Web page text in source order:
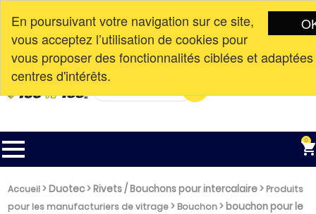
En poursuivant votre navigation sur ce site,
vous acceptez l’utilisation de cookies pour
vous proposer des fonctionnalités ciblées et
centres d'intérêts.
Nouvelle adresse à partir du
10 avril 2023. 113-3351 AV DE LA
GARE, MASCOUCHE, QC, J7K 3C1
CAD$
English
0
Accueil>Duotec>Rivets / Bouchons pour intercalaire> Produits
pour les manufacturiers de vitrage> Bouchon>bouchon pour le